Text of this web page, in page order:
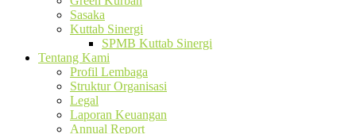
Sasaka
Kuttab Sinergi
SPMB Kuttab Sinergi
Tentang Kami
Profil Lembaga
Struktur Organisasi
Legal
Laporan Keuangan
Annual Report